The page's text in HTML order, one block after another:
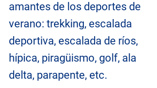
amantes de los deportes de
verano: trekking, escalada
deportiva, escalada de ríos,
hípica, piragüismo, golf, ala
delta, parapente, etc.